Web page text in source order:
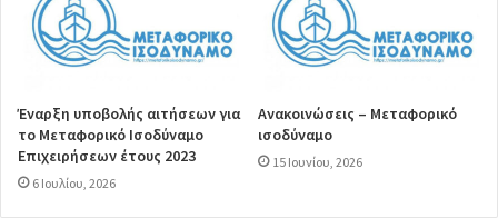
Έναρξη υποβολής αιτήσεων για
το Μεταφορικό Ισοδύναμο
Επιχειρήσεων έτους 2023
6 Ιουλίου, 2026
Ανακοινώσεις – Μεταφορικό
ισοδύναμο
15 Ιουνίου, 2026